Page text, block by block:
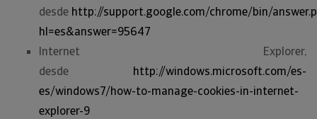
desde http://support.google.com/chrome/bin/
hl=es&answer=95647
Internet Explorer,
desde http://windows.microsoft.com/es-
es/windows7/how-to-manage-cookies-in-internet-
explorer-9